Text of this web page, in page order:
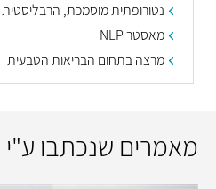
נטורופתית מוסמכת, הרבליסטית
מאסטר
מרצה בתחום הבריאות הטבעית
מאמרים שנכתבו ע"י